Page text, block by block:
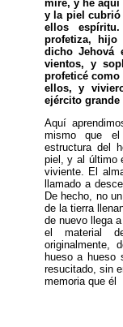
miré, y he
y la piel cubrió
ellos
profetiza,
dicho Jehová
vientos, y
profeticé
ellos, y
ejército grande
Aquí
mismo que
estructura del
piel, y al último
viviente. El
llamado a
De hecho, no
de la tierra
de nuevo llega
el material
originalmente,
hueso a hueso
resucitado, sin
memoria que él